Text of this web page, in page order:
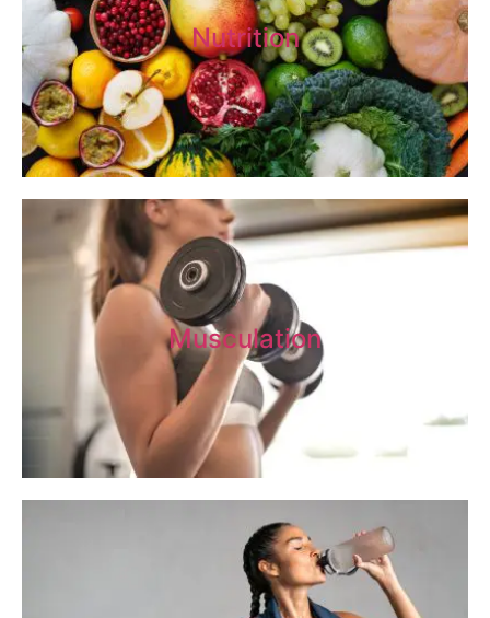
Nutrition
Musculation